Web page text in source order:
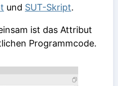
und SUT-Skript.
ist das Attribut
Programmcode.